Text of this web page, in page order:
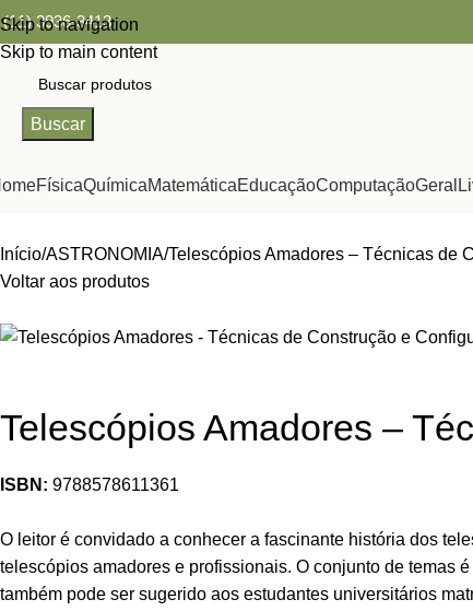
Skip to navigation
Skip to main content
(11) 3936-3413
Buscar
FísicaQuímicaMatemáticaEducaçãoComputaçãoGeral
Início ASTRONOMIA Telescópios Amadores – Técnicas de
Voltar aos produtos
Telescópios Amadores –
ISBN: 9788578611361
O leitor é convidado a conhecer a fascinante história dos
telescópios amadores e profissionais. O conjunto de temas
também pode ser sugerido aos estudantes universitários